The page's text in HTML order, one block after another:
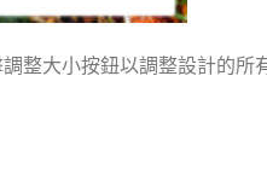
整大小按鈕以調整設計的所